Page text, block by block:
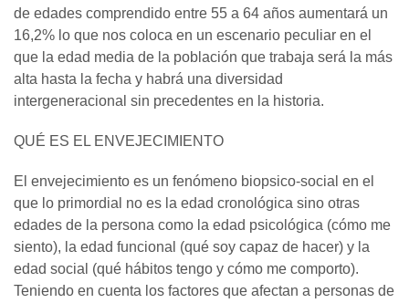
de edades comprendido entre 55 a 64 años aumentará un
16,2% lo que nos coloca en un escenario peculiar en el
que la edad media de la población que trabaja será la más
alta hasta la fecha y habrá una diversidad
intergeneracional sin precedentes en la historia.
QUÉ ES EL ENVEJECIMIENTO
El envejecimiento es un fenómeno biopsico-social en el
que lo primordial no es la edad cronológica sino otras
edades de la persona como la edad psicológica (cómo me
siento), la edad funcional (qué soy capaz de hacer) y la
edad social (qué hábitos tengo y cómo me comporto).
Teniendo en cuenta los factores que afectan a personas de